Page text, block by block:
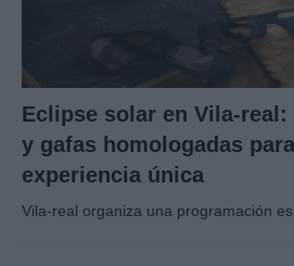
Eclipse solar en Vila-
y gafas homologadas
experiencia única
Vila-real organiza una programación